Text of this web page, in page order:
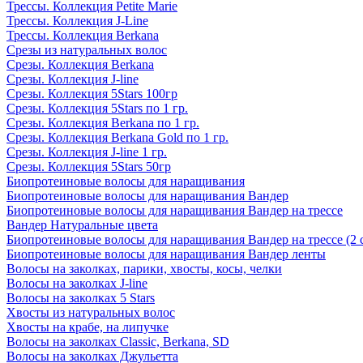
Трессы. Коллекция Petite Marie
Трессы. Коллекция J-Line
Трессы. Коллекция Berkana
Срезы из натуральных волос
Срезы. Коллекция Berkana
Срезы. Коллекция J-line
Срезы. Коллекция 5Stars 100гр
Срезы. Коллекция 5Stars по 1 гр.
Срезы. Коллекция Berkana по 1 гр.
Срезы. Коллекция Berkana Gold по 1 гр.
Срезы. Коллекция J-line 1 гр.
Срезы. Коллекция 5Stars 50гр
Биопротеиновые волосы для наращивания
Биопротеиновые волосы для наращивания Вандер
Биопротеиновые волосы для наращивания Вандер на трессе
Вандер Натуральные цвета
Биопротеиновые волосы для наращивания Вандер на трессе (2
Биопротеиновые волосы для наращивания Вандер ленты
Волосы на заколках, парики, хвосты, косы, челки
Волосы на заколках J-line
Волосы на заколках 5 Stars
Хвосты из натуральных волос
Хвосты на крабе, на липучке
Волосы на заколках Classic, Berkana, SD
Волосы на заколках Джульетта